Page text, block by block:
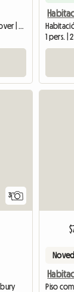
Habitación en casa del anfitrión | Andover | 52 M2
1 pers. |
3
Piso